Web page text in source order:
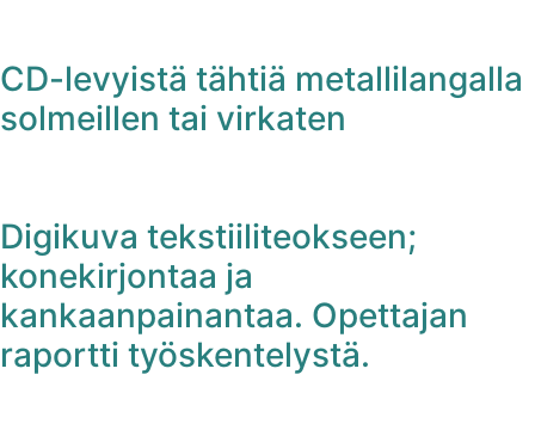
CD-levyistä tähtiä metallilangalla
solmeillen tai virkaten
Digikuva tekstiiliteokseen;
konekirjontaa ja
kankaanpainantaa. Opettajan
raportti työskentelystä.